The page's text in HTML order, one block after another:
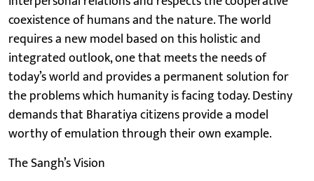
coexistence of humans and the nature. The world
requires a new model based on this holistic and
integrated outlook, one that meets the needs of
today’s world and provides a permanent solution for
the problems which humanity is facing today. Destiny
demands that Bharatiya citizens provide a model
worthy of emulation through their own example.
The Sangh’s Vision